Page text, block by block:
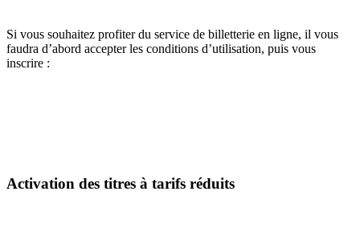
Si vous souhaitez profiter du service de billetterie en ligne, il vous
faudra d’abord accepter les conditions d’utilisation, puis vous
inscrire :
Activation des titres à tarifs réduits